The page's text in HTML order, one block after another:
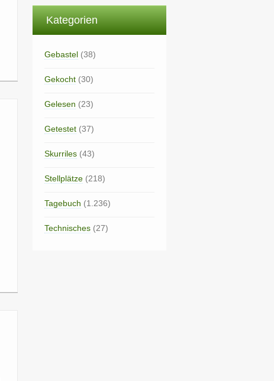
Kategorien
Gebastel(38)
Gekocht(30)
Gelesen (23)
Getestet(37)
Skurriles(43)
Stellplätze(218)
Tagebuch (1.236)
Technisches(27)